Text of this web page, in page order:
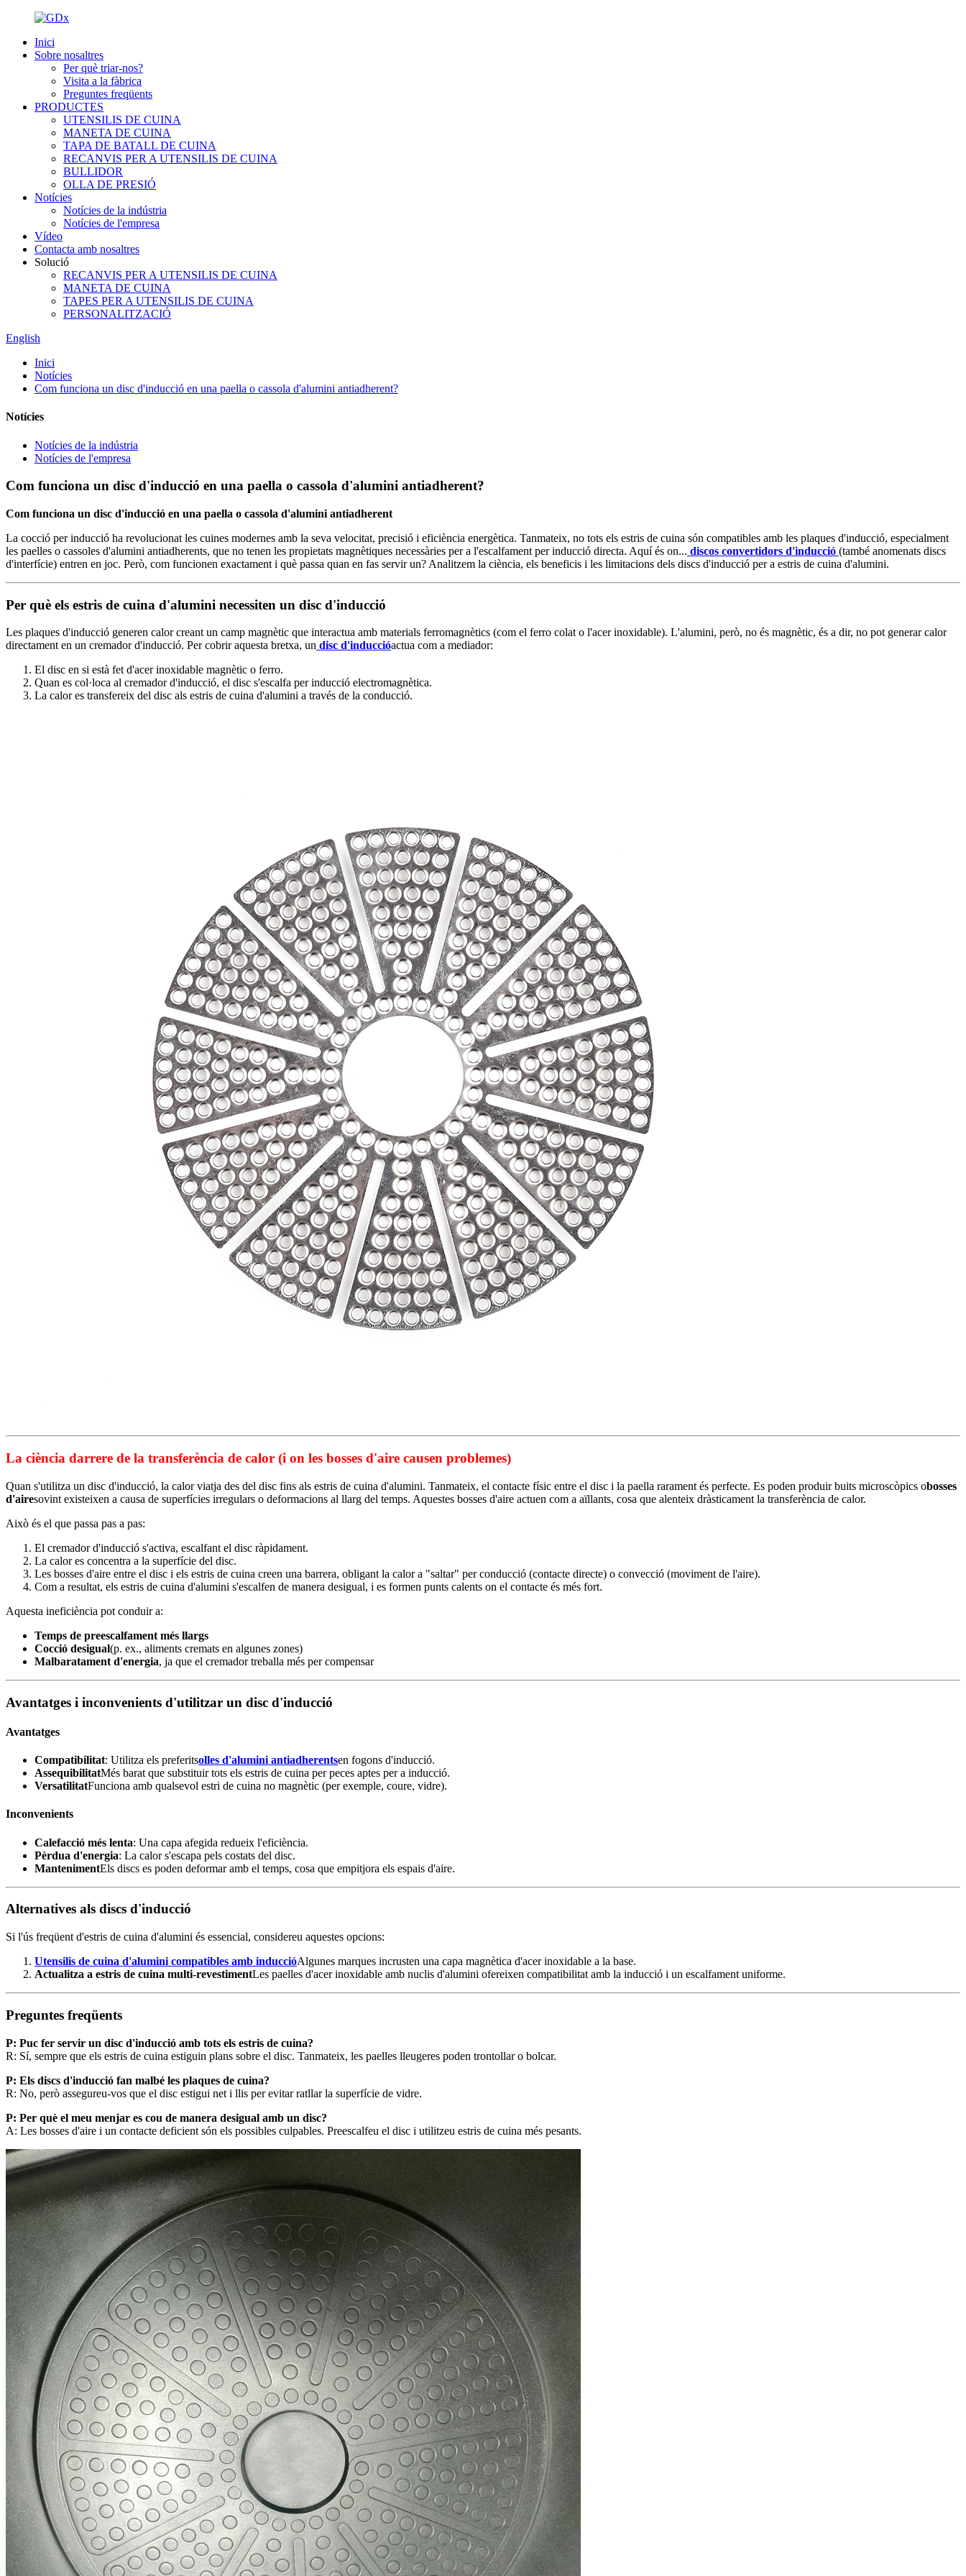
Inici
Sobre nosaltres
Per què triar-nos?
Visita a la fàbrica
Preguntes freqüents
PRODUCTES
UTENSILIS DE CUINA
MANETA DE CUINA
TAPA DE BATALL DE CUINA
RECANVIS PER A UTENSILIS DE CUINA
BULLIDOR
OLLA DE PRESIÓ
Notícies
Notícies de la indústria
Notícies de l'empresa
Vídeo
Contacta amb nosaltres
Solució
RECANVIS PER A UTENSILIS DE CUINA
MANETA DE CUINA
TAPES PER A UTENSILIS DE CUINA
PERSONALITZACIÓ
English
Inici
Notícies
Com funciona un disc d'inducció en una paella o cassola d'alumini antiadherent?
Notícies
Notícies de la indústria
Notícies de l'empresa
Com funciona un disc d'inducció en una paella o cassola d'alumini antiadherent?
Com funciona un disc d'inducció en una paella o cassola d'alumini antiadherent
La cocció per inducció ha revolucionat les cuines modernes amb la seva velocitat, precisió i eficiència energètica. Tanmateix, no tots els estris de cuina són compatibles amb les plaques d'inducció, especialment
les paelles o cassoles d'alumini antiadherents, que no tenen les propietats magnètiques necessàries per a l'escalfament per inducció directa. Aquí és on... discos convertidors d'inducció (també anomenats discs
d'interfície) entren en joc. Però, com funcionen exactament i què passa quan en fas servir un? Analitzem la ciència, els beneficis i les limitacions dels discs d'inducció per a estris de cuina d'alumini.
Per què els estris de cuina d'alumini necessiten un disc d'inducció
Les plaques d'inducció generen calor creant un camp magnètic que interactua amb materials ferromagnètics (com el ferro colat o l'acer inoxidable). L'alumini, però, no és magnètic, és a dir, no pot generar calor
directament en un cremador d'inducció. Per cobrir aquesta bretxa, un disc d'induccióactua com a mediador:
El disc en si està fet d'acer inoxidable magnètic o ferro.
Quan es col·loca al cremador d'inducció, el disc s'escalfa per inducció electromagnètica.
La calor es transfereix del disc als estris de cuina d'alumini a través de la conducció.
La ciència darrere de la transferència de calor (i on les bosses d'aire causen problemes)
Quan s'utilitza un disc d'inducció, la calor viatja des del disc fins als estris de cuina d'alumini. Tanmateix, el contacte físic entre el disc i la paella rarament és perfecte. Es poden produir buits microscòpics obosses
d'airesovint existeixen a causa de superfícies irregulars o deformacions al llarg del temps. Aquestes bosses d'aire actuen com a aïllants, cosa que alenteix dràsticament la transferència de calor.
Això és el que passa pas a pas:
El cremador d'inducció s'activa, escalfant el disc ràpidament.
La calor es concentra a la superfície del disc.
Les bosses d'aire entre el disc i els estris de cuina creen una barrera, obligant la calor a "saltar" per conducció (contacte directe) o convecció (moviment de l'aire).
Com a resultat, els estris de cuina d'alumini s'escalfen de manera desigual, i es formen punts calents on el contacte és més fort.
Aquesta ineficiència pot conduir a:
Temps de preescalfament més llargs
Cocció desigual(p. ex., aliments cremats en algunes zones)
Malbaratament d'energia, ja que el cremador treballa més per compensar
Avantatges i inconvenients d'utilitzar un disc d'inducció
Avantatges
Compatibilitat: Utilitza els preferitsolles d'alumini antiadherentsen fogons d'inducció.
AssequibilitatMés barat que substituir tots els estris de cuina per peces aptes per a inducció.
VersatilitatFunciona amb qualsevol estri de cuina no magnètic (per exemple, coure, vidre).
Inconvenients
Calefacció més lenta: Una capa afegida redueix l'eficiència.
Pèrdua d'energia: La calor s'escapa pels costats del disc.
MantenimentEls discs es poden deformar amb el temps, cosa que empitjora els espais d'aire.
Alternatives als discs d'inducció
Si l'ús freqüent d'estris de cuina d'alumini és essencial, considereu aquestes opcions:
Utensilis de cuina d'alumini compatibles amb induccióAlgunes marques incrusten una capa magnètica d'acer inoxidable a la base.
Actualitza a estris de cuina multi-revestimentLes paelles d'acer inoxidable amb nuclis d'alumini ofereixen compatibilitat amb la inducció i un escalfament uniforme.
Preguntes freqüents
P: Puc fer servir un disc d'inducció amb tots els estris de cuina?
R: Sí, sempre que els estris de cuina estiguin plans sobre el disc. Tanmateix, les paelles lleugeres poden trontollar o bolcar.
P: Els discs d'inducció fan malbé les plaques de cuina?
R: No, però assegureu-vos que el disc estigui net i llis per evitar ratllar la superfície de vidre.
P: Per què el meu menjar es cou de manera desigual amb un disc?
A: Les bosses d'aire i un contacte deficient són els possibles culpables. Preescalfeu el disc i utilitzeu estris de cuina més pesants.